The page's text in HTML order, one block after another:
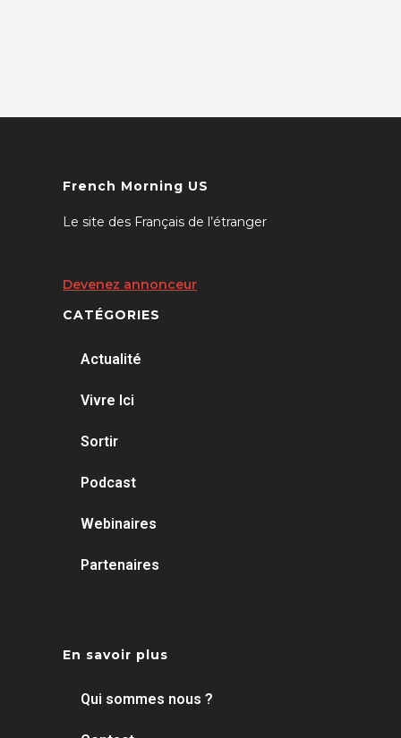
French Morning US
Le site des Français de l’étranger
Devenez annonceur
CATÉGORIES
Actualité
Vivre Ici
Sortir
Podcast
Webinaires
Partenaires
En savoir plus
Qui sommes nous ?